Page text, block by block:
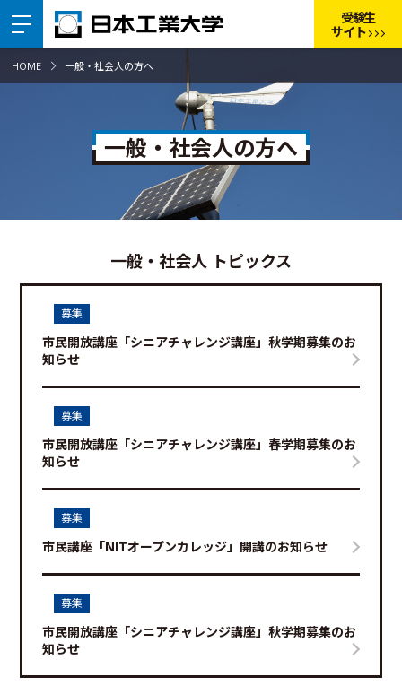
受験生
サイト
HOME 一般・社会人の方へ
一般・社会人の方へ
一般・社会人 トピックス
募集
市民開放講座「シニアチャレンジ講座」秋学期募集のお
知らせ
募集
市民開放講座「シニアチャレンジ講座」春学期募集のお
知らせ
募集
市民講座「NITオープンカレッジ」開講のお知らせ
募集
市民開放講座「シニアチャレンジ講座」秋学期募集のお
知らせ